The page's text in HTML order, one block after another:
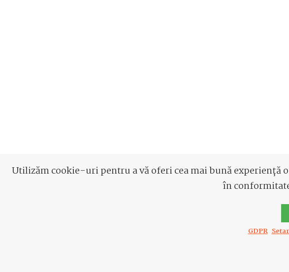
Utilizăm cookie-uri pentru a vă oferi cea mai bună experiență
în
GDPR